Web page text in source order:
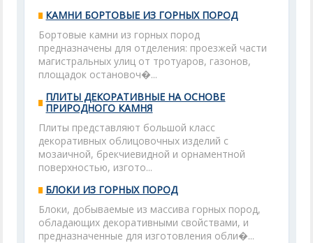
КАМНИ БОРТОВЫЕ ИЗ ГОРНЫХ ПОРОД
Бортовые камни из горных пород
предназначены для отделения: проезжей части
магистральных улиц от тротуаров, газонов,
площадок остановоч�...
ПЛИТЫ ДЕКОРАТИВНЫЕ НА ОСНОВЕ
ПРИРОДНОГО КАМНЯ
Плиты представляют большой класс
декоративных облицовочных изделий с
мозаичной, брекчиевидной и орнаментной
поверхностью, изгото...
БЛОКИ ИЗ ГОРНЫХ ПОРОД
Блоки, добываемые из массива горных пород,
обладающих декоративными свойствами, и
предназначенные для изготовления обли�...